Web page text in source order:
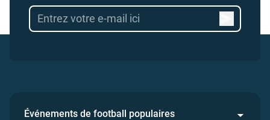
Événements de football populaires